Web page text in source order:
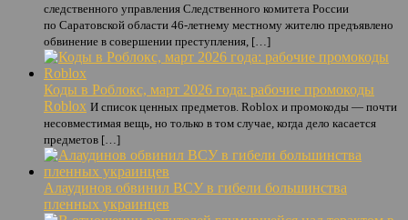
следственного управления Следственного комитета России
по Саратовской области 46-летнему местному жителю предъявлено
обвинение в совершении преступления, […]
Коды в Роблокс, март 2026 года: рабочие промокоды
Roblox И список ценных предметов. Roblox и промокоды — почти
несовместимая вещь, но только в том случае, когда дело касается
предметов […]
Алаудинов обвинил ВСУ в гибели большинства
пленных украинцев